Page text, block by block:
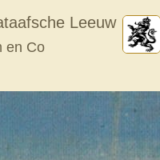
Leeuw
en Co